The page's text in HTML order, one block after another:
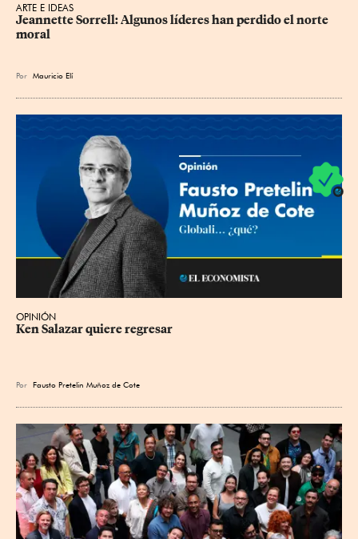
ARTE E IDEAS
Jeannette Sorrell: Algunos líderes han perdido el norte
moral
Por Mauricio Elí
OPINIÓN
Ken Salazar quiere regresar
Por Fausto Pretelin Muñoz de Cote